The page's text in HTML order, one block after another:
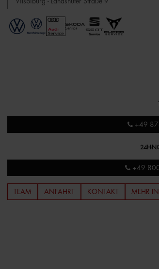
+49
24H-
+49
TEAM ANFAHRT KONTAKT MEHR